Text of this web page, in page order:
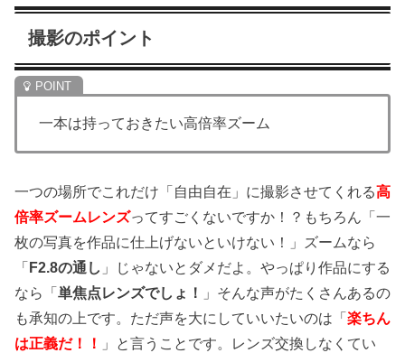
撮影のポイント
一本は持っておきたい高倍率ズーム
一つの場所でこれだけ「自由自在」に撮影させてくれる高
倍率ズームレンズってすごくないですか！？もちろん「一
枚の写真を作品に仕上げないといけない！」ズームなら
「 F2.8の通し 」じゃないとダメだよ。やっぱり作品にする
なら「 単焦点レンズでしょ！
」そんな声がたくさんあるの
も承知の上です。ただ声を大にしていいたいのは「 楽ちん
は正義だ！！
」と言うことです。レンズ交換しなくてい